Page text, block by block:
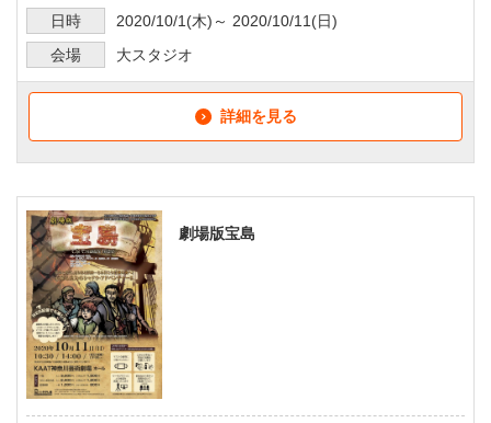
日時 2020/10/1(木)～ 2020/10/11(日)
会場
大スタジオ
詳細を見る
劇場版宝島